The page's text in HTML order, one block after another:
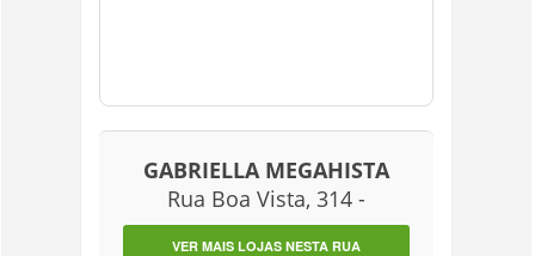
GABRIELLA MEGAHISTA
Rua Boa Vista, 314 -
VER MAIS LOJAS NESTA RUA